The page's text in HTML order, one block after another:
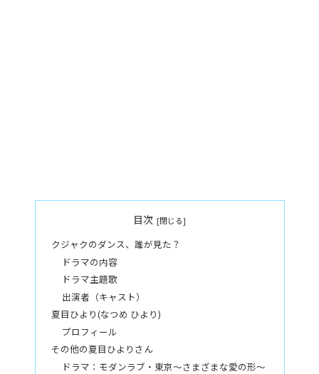
目次
クジャクのダンス、誰が見た？
ドラマの内容
ドラマ主題歌
出演者（キャスト）
夏目ひより(なつめ ひより)
プロフィール
その他の夏目ひよりさん
ドラマ：モダンラブ・東京～さまざまな愛の形～